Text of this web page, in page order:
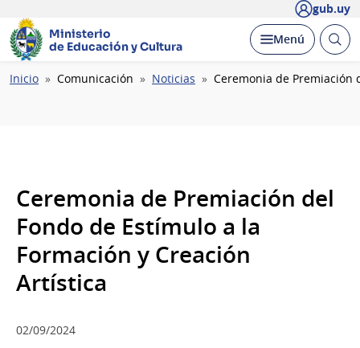
gub.uy
Ministerio
de Educación y Cultura
Desplegar
Menú Abrir
Ruta
Inicio Comunicación Noticias Ceremonia de Premiación
Ceremonia de Premiación del
Fondo de Estímulo a la
Formación y Creación
Artística
02/09/2024